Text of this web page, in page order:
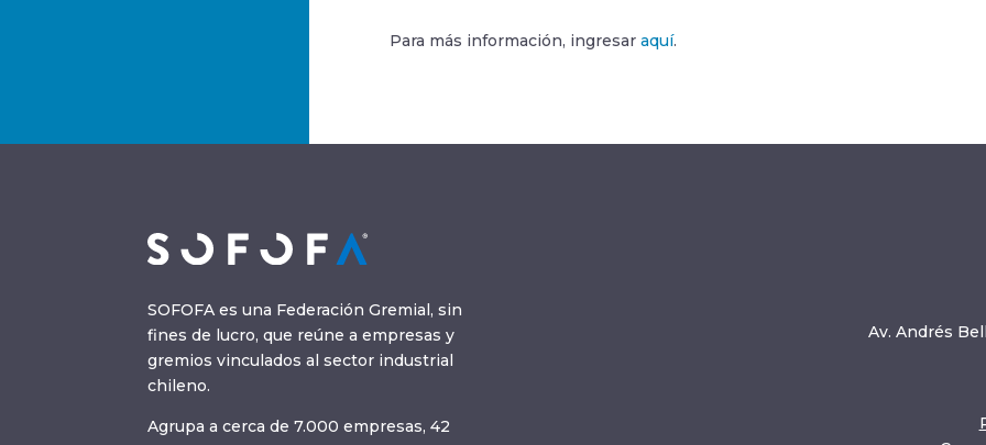
Para más información, ingresaraquí.
SOFOFA es una Federación Gremial, sin
fines de lucro, que reúne a empresas y
gremios vinculados al sector industrial
chileno.
Agrupa a cerca de 7.000 empresas, 42
Av. Andrés